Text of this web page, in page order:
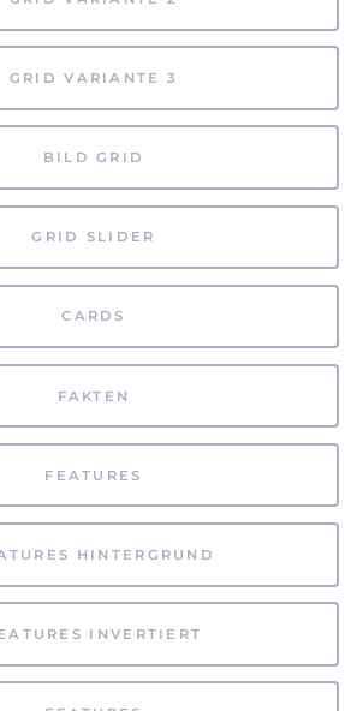
GRID VARIANTE 3
BILD GRID
GRID SLIDER
CARDS
FAKTEN
FEATURES
HINTERGRUND
INVERTIERT